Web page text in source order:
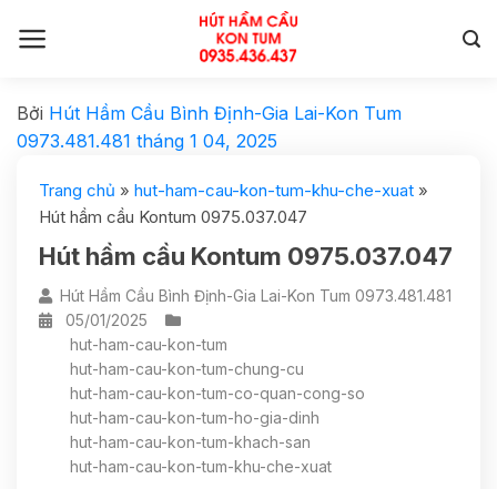
Bởi Hút Hầm Cầu Bình Định-Gia Lai-Kon Tum
0973.481.481 tháng 1 04, 2025
Trang chủ » hut-ham-cau-kon-tum-khu-che-xuat »
Hút hầm cầu Kontum 0975.037.047
Hút hầm cầu Kontum 0975.037.047
Hút Hầm Cầu Bình Định-Gia Lai-Kon Tum 0973.481.481
05/01/2025
hut-ham-cau-kon-tum
hut-ham-cau-kon-tum-chung-cu
hut-ham-cau-kon-tum-co-quan-cong-so
hut-ham-cau-kon-tum-ho-gia-dinh
hut-ham-cau-kon-tum-khach-san
hut-ham-cau-kon-tum-khu-che-xuat